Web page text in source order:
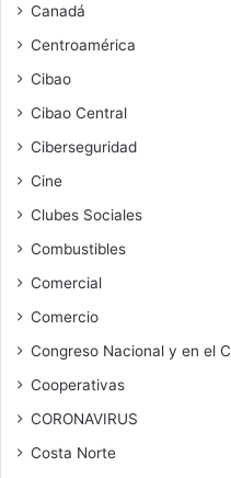
Canadá
Centroamérica
Cibao
Cibao Central
Ciberseguridad
Cine
Clubes Sociales
Combustibles
Comercial
Comercio
Congreso Nacional y en el
Cooperativas
CORONAVIRUS
Costa Norte